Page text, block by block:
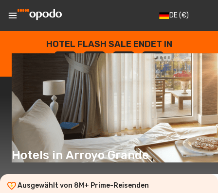
DE(€)
HOTEL FLASH SALE ENDET IN
--
TAGE
: --
STUNDEN
: --
SEKUNDEN
Hotels in Arroyo Grande
Ausgewählt von 8M+ Prime-Reisenden